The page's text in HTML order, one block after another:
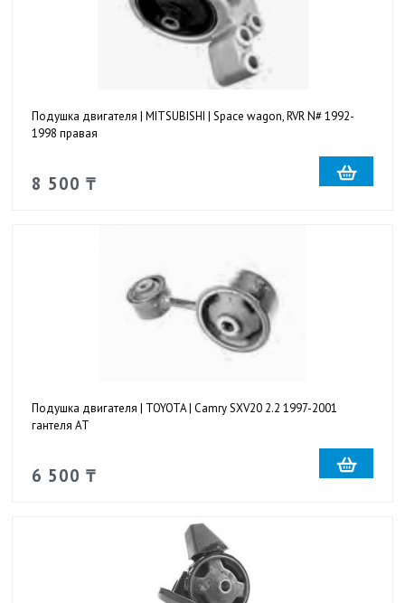
Подушка двигателя | MITSUBISHI | Space wagon, RVR N# 1992-
1998 правая
8 500 ₸
Подушка двигателя | TOYOTA | Camry SXV20 2.2 1997-2001
гантеля AT
6 500 ₸